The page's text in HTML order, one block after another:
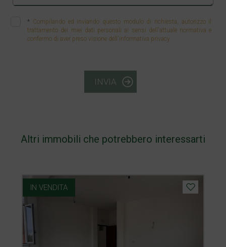
* Compilando ed inviando questo modulo di richiesta, autorizzo il
trattamento dei miei dati personali ai sensi dell'attuale normativa e
confermo di aver preso visione dell'informativa privacy.
INVIA
Altri immobili che potrebbero interessarti
IN VENDITA